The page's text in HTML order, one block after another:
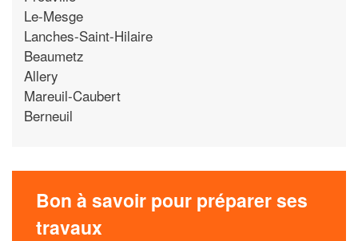
Le-Mesge
Lanches-Saint-Hilaire
Beaumetz
Allery
Mareuil-Caubert
Berneuil
Bon à savoir pour préparer ses
travaux